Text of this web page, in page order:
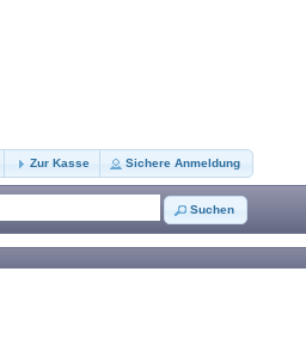
Zur Kasse Sichere Anmeldung
Suchen